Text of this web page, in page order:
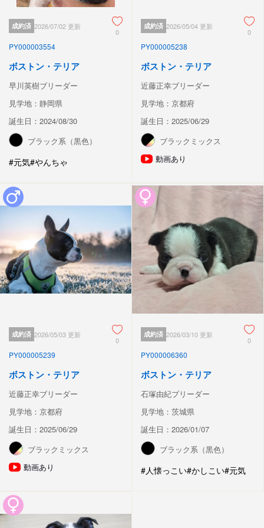
成約済 2026/07/02 更新
0
PY000003554
ボストン・テリア
早川英樹ブリーダー
見学地：静岡県
誕生日：2024/08/30
ブラック系（黒色）
#元気#やんちゃ
成約済 2026/05/04 更新
0
PY000005238
ボストン・テリア
近藤正幸ブリーダー
見学地：京都府
誕生日：2025/06/29
ブラックミックス
動画あり
成約済 2026/05/03 更新
0
PY000005239
ボストン・テリア
近藤正幸ブリーダー
見学地：京都府
誕生日：2025/06/29
ブラックミックス
動画あり
成約済 2026/03/10 更新
0
PY000006360
ボストン・テリア
石塚由紀ブリーダー
見学地：茨城県
誕生日：2026/01/07
ブラック系（黒色）
#人懐っこい#かしこい#元気